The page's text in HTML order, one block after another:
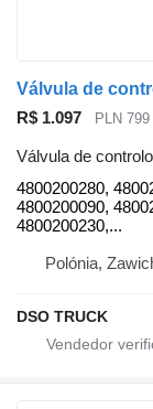
R$ 1.097 PLN 799
Válvula de
4800200280,
4800200090,
4800200230,...
Polónia,
DSO TRUCK